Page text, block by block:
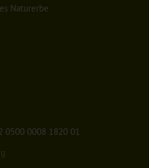
Naturerbe
0500 0008 1820 01